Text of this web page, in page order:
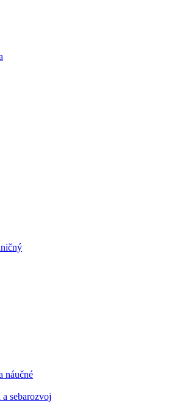
náučné
sebarozvoj